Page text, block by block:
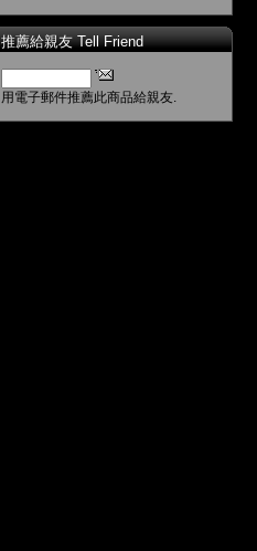
推薦給親友 Tell Friend
用電子郵件推薦此商品給親友.